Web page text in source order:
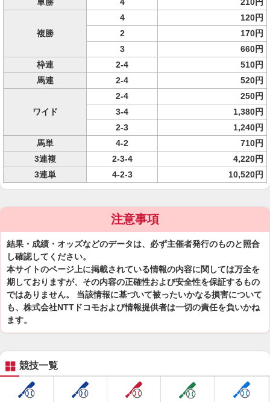
複勝
4
120円
2
170円
3
660円
枠連
2-4
510円
馬連
2-4 520円
ワイド
2-4
250円
3-4
1,380円
2-3
1,240円
馬単
4-2
710円
3連複
2-3-4
4,220円
3連単
4-2-3 10,520円
注意事項
結果・成績・オッズなどのデータは、必ず主催者発行のものと照合
し確認してください。
本サイトのページ上に掲載されている情報の内容に関しては万全を
期しておりますが、その内容の正確性および安全性を保証するもの
ではありません。 当該情報に基づいて被ったいかなる損害について
も、株式会社NTTドコモおよび情報提供者は一切の責任を負いかね
ます。
競技一覧